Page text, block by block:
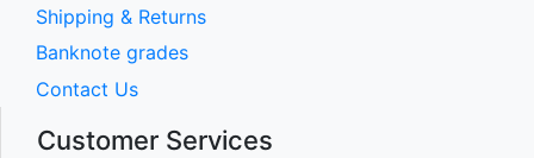
Shipping & Returns
Banknote grades
Contact Us
Customer Services